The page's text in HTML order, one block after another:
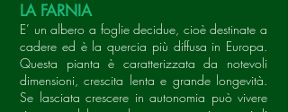
LA FARNIA
E’ un albero a foglie decidue, cioè destinate a
cadere ed è la quercia più diffusa in Europa.
Questa pianta è caratterizzata da notevoli
dimensioni, crescita lenta e grande longevità.
Se lasciata crescere in autonomia può vivere